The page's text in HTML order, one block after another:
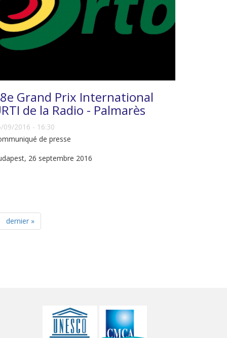
Grand Prix International
de la Radio - Palmarès
09/2016 - 16:30
de presse
26 septembre 2016
dernier »